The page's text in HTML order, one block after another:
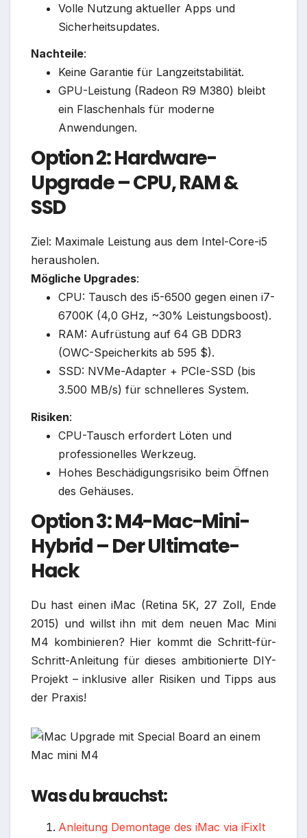
Volle Nutzung aktueller Apps und
Sicherheitsupdates.
Nachteile:
Keine Garantie für Langzeitstabilität.
GPU-Leistung (Radeon R9 M380) bleibt
ein Flaschenhals für moderne
Anwendungen.
Option 2: Hardware-
Upgrade – CPU, RAM &
SSD
Ziel: Maximale Leistung aus dem Intel-Core-i5
herausholen.
Mögliche Upgrades:
CPU: Tausch des i5-6500 gegen einen i7-
6700K (4,0 GHz, ~30% Leistungsboost).
RAM: Aufrüstung auf 64 GB DDR3
(OWC-Speicherkits ab 595 $).
SSD: NVMe-Adapter + PCIe-SSD (bis
3.500 MB/s) für schnelleres System.
Risiken:
CPU-Tausch erfordert Löten und
professionelles Werkzeug.
Hohes Beschädigungsrisiko beim Öffnen
des Gehäuses.
Option 3: M4-Mac-Mini-
Hybrid – Der Ultimate-
Hack
Du hast einen iMac (Retina 5K, 27 Zoll, Ende
2015) und willst ihn mit dem neuen Mac Mini
M4 kombinieren? Hier kommt die Schritt-für-
Schritt-Anleitung für dieses ambitionierte DIY-
Projekt – inklusive aller Risiken und Tipps aus
der Praxis!
Was du brauchst:
Anleitung Demontage des iMac via iFixIt